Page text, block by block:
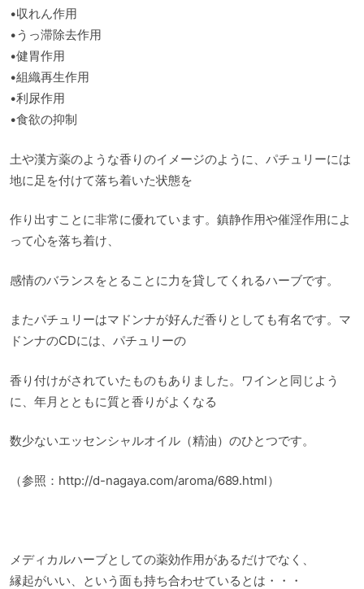
•収れん作用
•うっ滞除去作用
•健胃作用
•組織再生作用
•利尿作用
•食欲の抑制
土や漢方薬のような香りのイメージのように、パチュリーには
地に足を付けて落ち着いた状態を
作り出すことに非常に優れています。鎮静作用や催淫作用によ
って心を落ち着け、
感情のバランスをとることに力を貸してくれるハーブです。
またパチュリーはマドンナが好んだ香りとしても有名です。マ
ドンナのCDには、パチュリーの
香り付けがされていたものもありました。ワインと同じよう
に、年月とともに質と香りがよくなる
数少ないエッセンシャルオイル（精油）のひとつです。
（参照：http://d-nagaya.com/aroma/689.html）
メディカルハーブとしての薬効作用があるだけでなく、
縁起がいい、という面も持ち合わせているとは・・・